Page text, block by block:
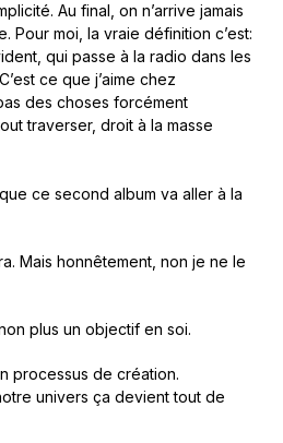
Au final, on n’arrive jamais
Pour moi, la vraie définition c’est:
qui passe à la radio dans les
ce que j’aime chez
des choses forcément
traverser, droit à la masse
ce second album va aller à la
Mais honnêtement, non je ne le
plus un objectif en soi.
processus de création.
univers ça devient tout de